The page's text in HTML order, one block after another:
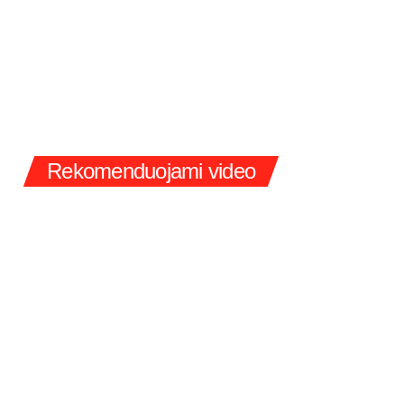
Rekomenduojami video